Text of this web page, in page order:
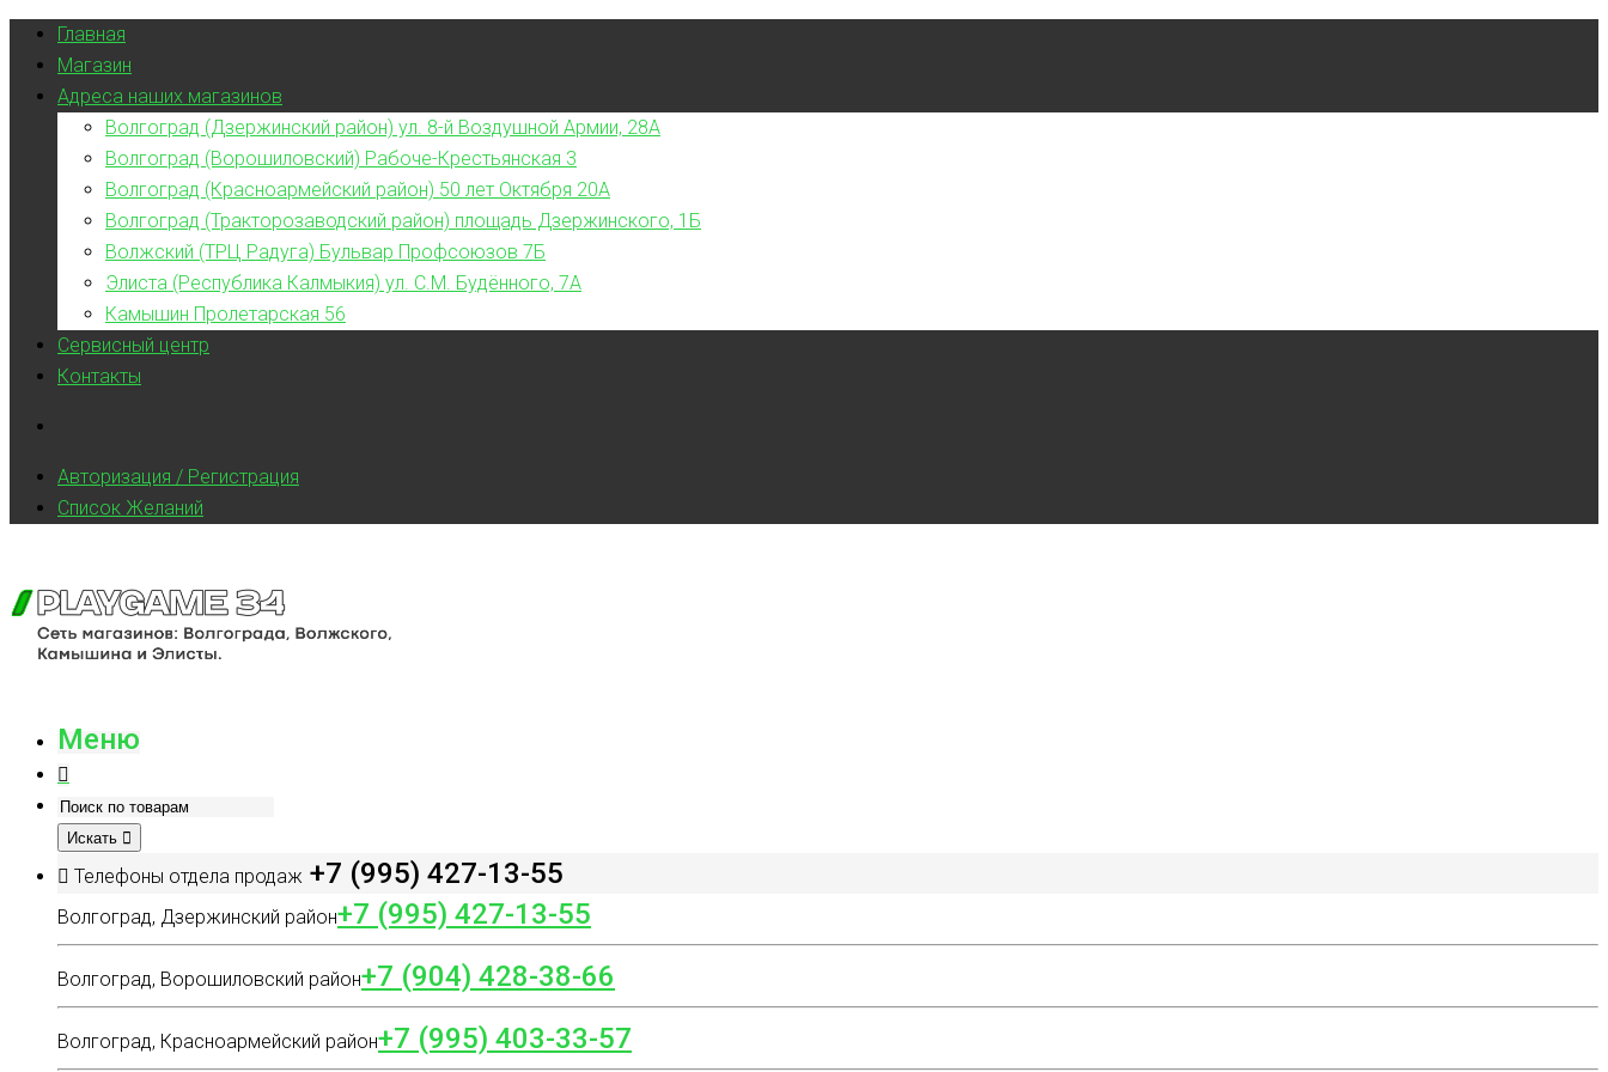
Главная
Магазин
Адреса наших магазинов
Волгоград (Дзержинский район) ул. 8-й Воздушной Армии, 28А
Волгоград (Ворошиловский) Рабоче-Крестьянская 3
Волгоград (Красноармейский район) 50 лет Октября 20А
Волгоград (Тракторозаводский район) площадь Дзержинского, 1Б
Волжский (ТРЦ Радуга) Бульвар Профсоюзов 7Б
Элиста (Республика Калмыкия) ул. С.М. Будённого, 7А
Камышин Пролетарская 56
Сервисный центр
Контакты
Авторизация / Регистрация
Список Желаний
Меню
Искать
Телефоны отдела продаж +7 (995) 427-13-55
Волгоград, Дзержинский район+7 (995) 427-13-55
Волгоград, Ворошиловский район+7 (904) 428-38-66
Волгоград, Красноармейский район+7 (995) 403-33-57